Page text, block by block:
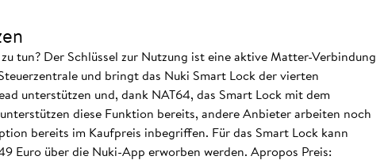
tun? Der Schlüssel zur Nutzung ist eine aktive Matter-Verbindung
und bringt das Nuki Smart Lock der vierten
unterstützen und, dank NAT64, das Smart Lock mit dem
diese Funktion bereits, andere Anbieter arbeiten noch
bereits im Kaufpreis inbegriffen. Für das Smart Lock kann
Euro über die Nuki-App erworben werden. Apropos Preis: